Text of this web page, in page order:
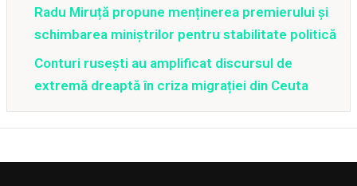
Radu Miruță propune menținerea premierului și
schimbarea miniștrilor pentru stabilitate politică
Conturi rusești au amplificat discursul de
extremă dreaptă în criza migrației din Ceuta